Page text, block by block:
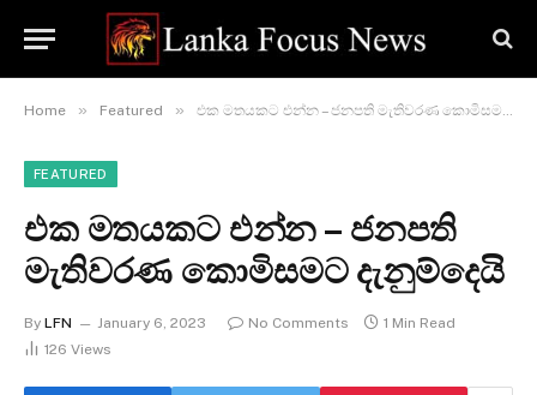
Home » Featured » එක මතයකට එන්න – ජනපති මැතිවරණ කොමිසමට දැනුම්දෙයි
FEATURED
එක මතයකට එන්න – ජනපති
මැතිවරණ කොමිසමට දැනුම්දෙයි
By LFN January 6, 2023 No Comments
1 Min Read
126 Views